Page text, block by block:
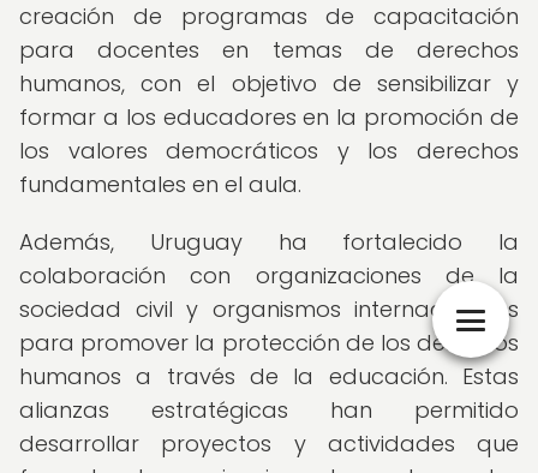
creación de programas de capacitación
para docentes en temas de derechos
humanos, con el objetivo de sensibilizar y
formar a los educadores en la promoción de
los valores democráticos y los derechos
fundamentales en el aula.
Además, Uruguay ha fortalecido la
colaboración con organizaciones de la
sociedad civil y organismos internacionales
para promover la protección de los derechos
humanos a través de la educación. Estas
alianzas estratégicas han permitido
desarrollar proyectos y actividades que